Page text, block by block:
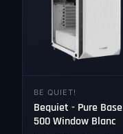
BE QUIET!
Bequiet - Pure Base
500 Window Blanc